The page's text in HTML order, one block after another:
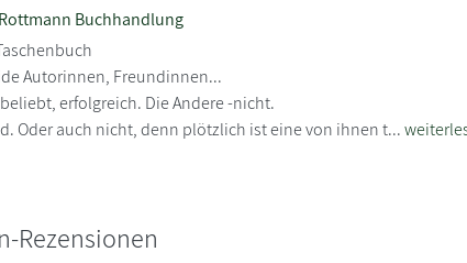
Rottmann Buchhandlung
Autorinnen, Freundinnen...
erfolgreich. Die Andere -nicht.
Oder auch nicht, denn plötzlich ist eine von ihnen t...
Rezensionen